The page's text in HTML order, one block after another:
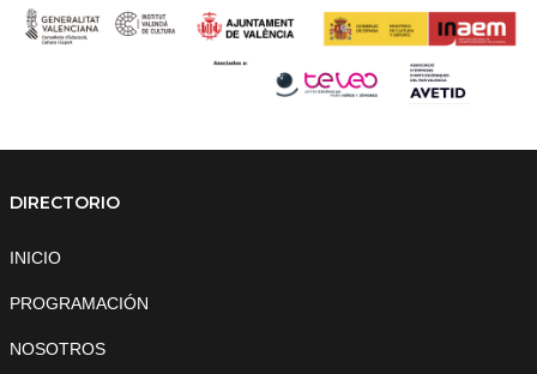
DIRECTORIO
INICIO
PROGRAMACIÓN
NOSOTROS